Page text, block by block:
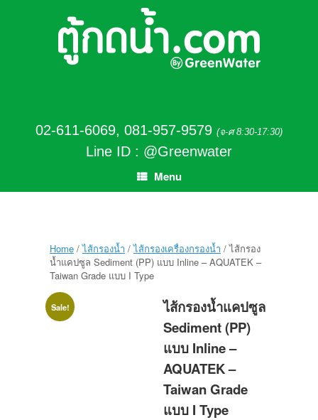
02-611-6069, 081-957-9579 (จ-ศ 8:30-17:30)
Line ID : @Greenwater
Menu
Home /ไส้กรองน้ำ /ไส้กรองเครื่องกรองน้ำ / ไส้กรอง
น้ำแคปซูล Sediment (PP) แบบ Inline – AQUATEK –
Taiwan Grade แบบ I Type
Sale!
ไส้กรองน้ำแคปซูล
Sediment (PP)
แบบ Inline –
AQUATEK –
Taiwan Grade
แบบ I Type